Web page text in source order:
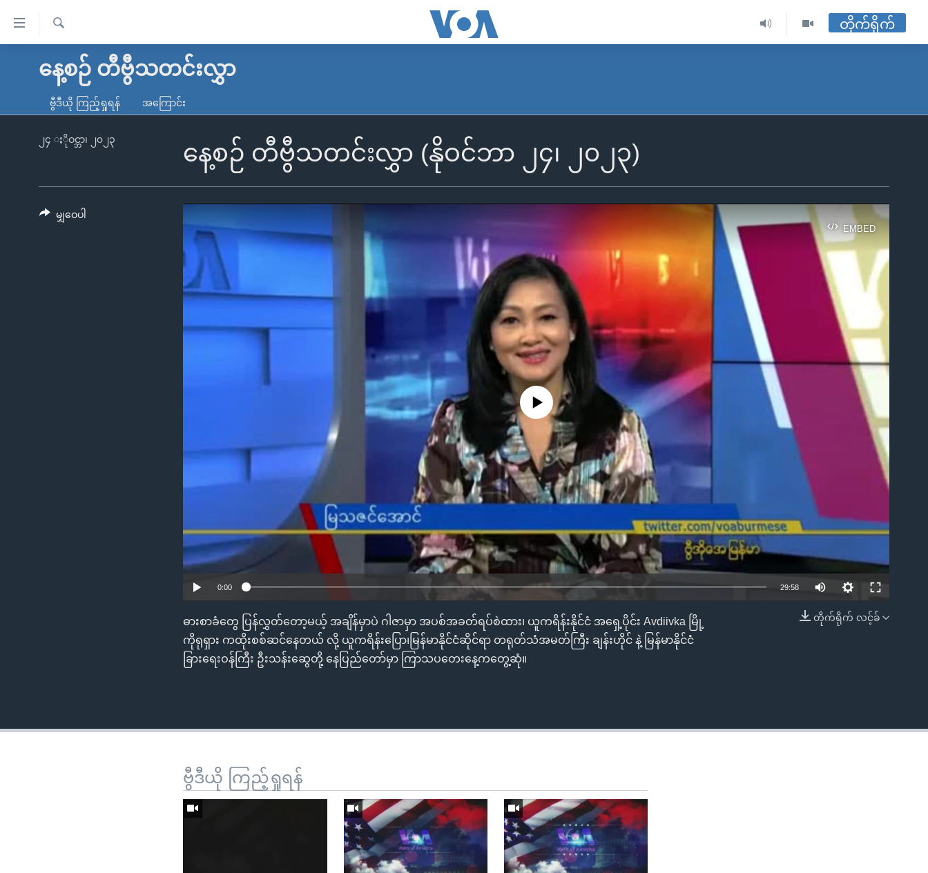
လွယ်ကူ
သည့်
မူလစာမျက်နှာ
ကမ္ဘာ့သတင်းများ
နိုင်ငံတကာ
တရုတ်
အစ္စရေး-ပါလက်စတိုင်း
ရပ်ဝန်းတခု လမ်းတခု အလွန်
အင်္ဂလိပ်စာလေ့လာမယ်
ရ
တိုက်ရိုက်
နေ့စဉ် တီဗွီသတင်းလွှာ
ဗွီဒီယို ကြည့်ရှုရန် အကြောင်း
နေ့စဉ် တီဗွီသတင်းလွှာ (နိုဝင်ဘာ ၂၄၊ ၂၀၂၃)
၂၄ ႏိုဝင္ဘာ၊ ၂၀၂၃
EMBED
EMBED
No media source currently available
0:00 29:58
တိုက်ရိုက် လင့်ခ်
ဓားစာခံတွေ ပြန်လွှတ်တော့မယ့် အချိန်မှာပဲ ဂါဇာမှာ အပစ်အခတ်ရပ်စဲထား၊ ယူကရိန်းနိုင်ငံ အရှေ့ပိုင်း Avdiivka မြို့
ကိုရုရှား ကထိုးစစ်ဆင်နေတယ် လို့ ယူကရိန်းပြော၊မြန်မာနိုင်ငံဆိုင်ရာ တရုတ်သံအမတ်ကြီး ချန်းဟိုင် နဲ့ မြန်မာနိုင်ငံ
ခြားရေးဝန်ကြီး ဦးသန်းဆွေတို့ နေပြည်တော်မှာ ကြာသပတေးနေ့ကတွေ့ဆုံ။
မျှဝေပါ
ဗွီဒီယို ကြည့်ရှုရန်